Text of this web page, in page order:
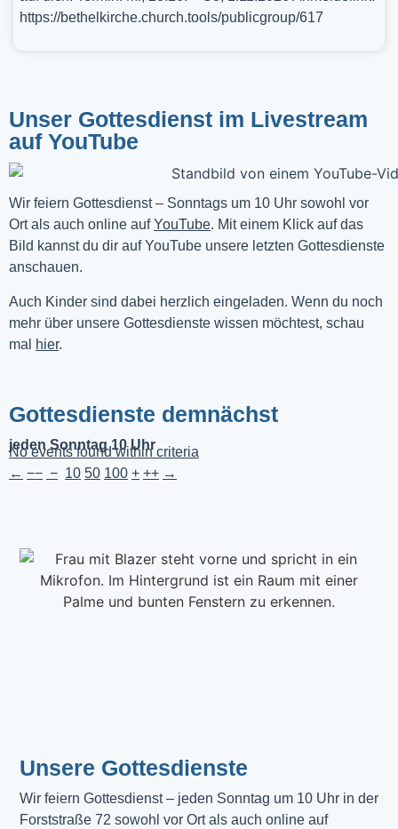
https://bethelkirche.church.tools/publicgroup/617
Unser Gottesdienst im Livestream
auf YouTube
Wir feiern Gottesdienst – Sonntags um 10 Uhr sowohl vor
Ort als auch online auf YouTube. Mit einem Klick auf das
Bild kannst du dir auf YouTube unsere letzten Gottesdienste
anschauen.
Auch Kinder sind dabei herzlich eingeladen. Wenn du noch
mehr über unsere Gottesdienste wissen möchtest, schau
mal
hier.
Gottesdienste demnächst
jeden Sonntag 10 Uhr
No events found within criteria
← −− − 10 50 100 + ++ →
Unsere Gottesdienste
Wir feiern Gottesdienst – jeden Sonntag um 10 Uhr in der
Forststraße 72 sowohl vor Ort als auch online auf